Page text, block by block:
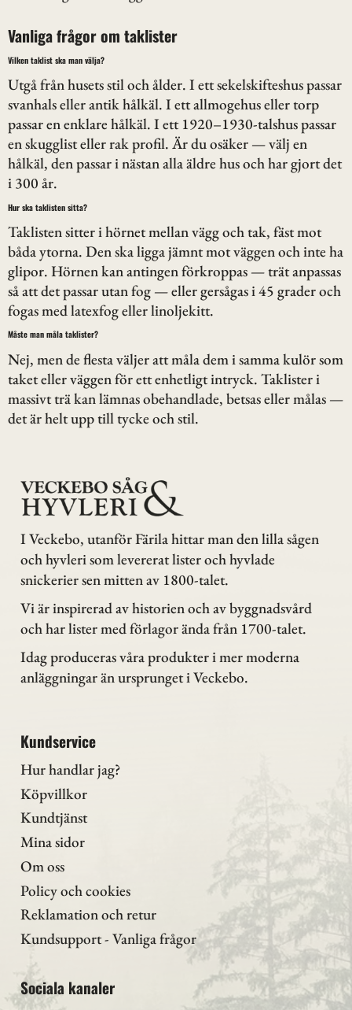
Vanliga frågor om taklister
Vilken taklist ska man välja?
Utgå från husets stil och ålder. I ett sekelskifteshus passar
svanhals eller antik hålkäl. I ett allmogehus eller torp
passar en enklare hålkäl. I ett 1920–1930-talshus passar
en skugglist eller rak profil. Är du osäker — välj en
hålkäl, den passar i nästan alla äldre hus och har gjort det
i 300 år.
Hur ska taklisten sitta?
Taklisten sitter i hörnet mellan vägg och tak, fäst mot
båda ytorna. Den ska ligga jämnt mot väggen och inte ha
glipor. Hörnen kan antingen förkroppas — trät anpassas
så att det passar utan fog — eller gersågas i 45 grader och
fogas med latexfog eller linoljekitt.
Måste man måla taklister?
Nej, men de flesta väljer att måla dem i samma kulör som
taket eller väggen för ett enhetligt intryck. Taklister i
massivt trä kan lämnas obehandlade, betsas eller målas —
det är helt upp till tycke och stil.
I Veckebo, utanför Färila hittar man den lilla sågen
och hyvleri som levererat lister och hyvlade
snickerier sen mitten av 1800-talet.
Vi är inspirerad av historien och av byggnadsvård
och har lister med förlagor ända från 1700-talet.
Idag produceras våra produkter i mer moderna
anläggningar än ursprunget i Veckebo.
Kundservice
Hur handlar jag?
Köpvillkor
Kundtjänst
Mina sidor
Om oss
Policy och cookies
Reklamation och retur
Kundsupport - Vanliga frågor
Sociala kanaler